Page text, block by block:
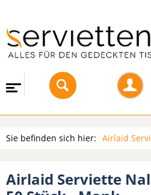
Sie befinden sich hier: Airlaid
Airlaid Serviette